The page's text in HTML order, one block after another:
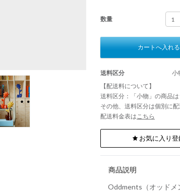
数量
カートへ入れる
送料区分
小
【配送料について】
送料区分：「小物」の商品
その他、送料区分は個別に配
配送料金表はこちら
お気に入り登
商品説明
Oddments（オッドメ